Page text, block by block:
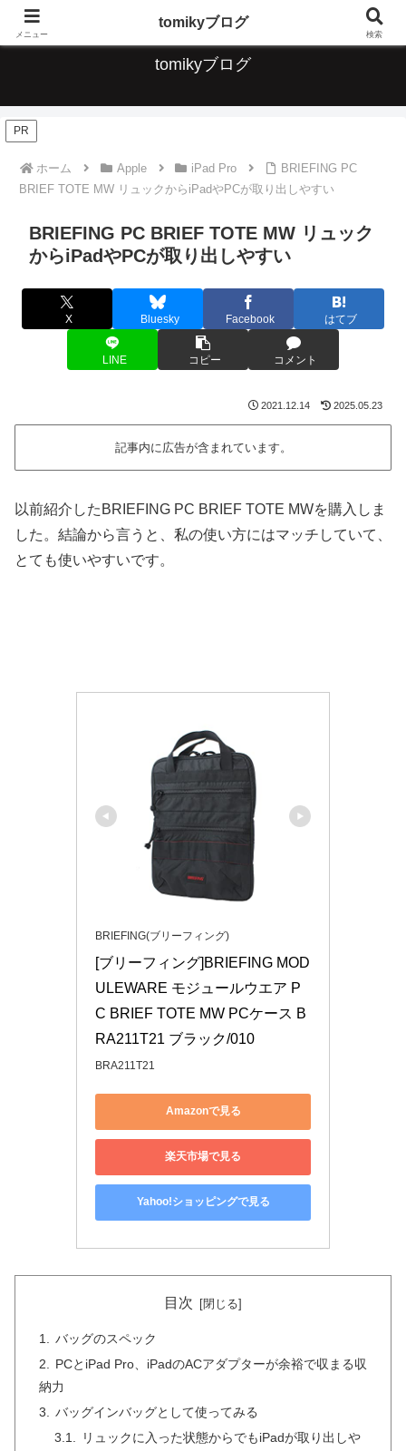
デジタルな便利なこと、ガジェット、音楽について情報発信していきます
tomikyブログ
PR
ホーム Apple iPad Pro
BRIEFING PC
BRIEF TOTE MW リュックからiPadやPCが取り出しやすい
BRIEFING PC BRIEF TOTE MW リュック
からiPadやPCが取り出しやすい
X Bluesky Facebook はてブ
LINE コピー コメント
2021.12.14 2025.05.23
記事内に広告が含まれています。
以前紹介したBRIEFING PC BRIEF TOTE MWを購入しま
した。結論から言うと、私の使い方にはマッチしていて、
とても使いやすいです。
BRIEFING(ブリーフィング)
[ブリーフィング]BRIEFING MOD
ULEWARE モジュールウエア P
C BRIEF TOTE MW PCケース B
RA211T21 ブラック/010
BRA211T21
Amazonで見る
楽天市場で見る
Yahoo!ショッピングで見る
目次
バッグのスペック
PCとiPad Pro、iPadのACアダプターが余裕で収まる収
納力
バッグインバッグとして使ってみる
リュックに入った状態からでもiPadが取り出しや
メニュー
tomikyブログ
検索